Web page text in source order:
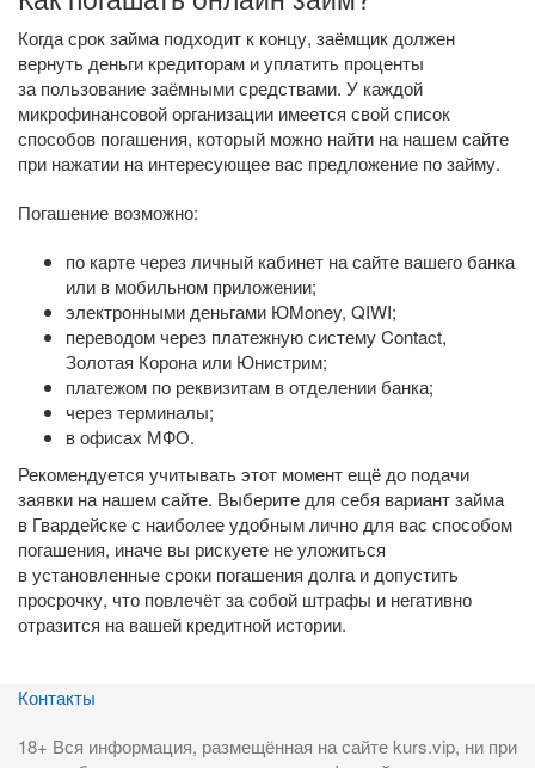
Когда срок займа подходит к концу, заёмщик должен
вернуть деньги кредиторам и уплатить проценты
за пользование заёмными средствами. У каждой
микрофинансовой организации имеется свой список
способов погашения, который можно найти на нашем сайте
при нажатии на интересующее вас предложение по займу.
Погашение возможно:
по карте через личный кабинет на сайте вашего банка
или в мобильном приложении;
электронными деньгами ЮMoney, QIWI;
переводом через платежную систему Contact,
Золотая Корона или Юнистрим;
платежом по реквизитам в отделении банка;
через терминалы;
в офисах МФО.
Рекомендуется учитывать этот момент ещё до подачи
заявки на нашем сайте. Выберите для себя вариант займа
в Гвардейске с наиболее удобным лично для вас способом
погашения, иначе вы рискуете не уложиться
в установленные сроки погашения долга и допустить
просрочку, что повлечёт за собой штрафы и негативно
отразится на вашей кредитной истории.
Контакты
18+ Вся информация, размещённая на сайте kurs.vip, ни при